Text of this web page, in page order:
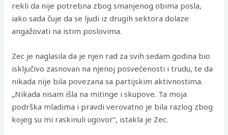
rekli da nije potrebna zbog smanjenog obima posla,
iako sada čuje da se ljudi iz drugih sektora dolaze
angažovati na istim poslovima.
Zec je naglasila da je njen rad za svih sedam godina bio
isključivo zasnovan na njenoj posvećenosti i trudu, te da
nikada nije bila povezana sa partijskim aktivnostima.
„Nikada nisam išla na mitinge i skupove. Ta moja
podrška mladima i pravdi verovatno je bila razlog zbog
kojeg su mi raskinuli ugovor“, istakla je Zec.